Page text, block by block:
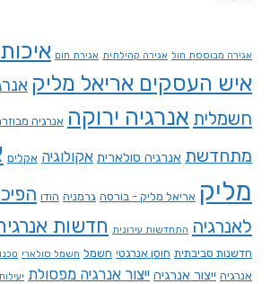
אגירה מבוססת חול אגירה קהילתית אגירת חום
איש העסקים אריאל מליק
חשמלית אנרגיה ירוקה אנרגיה
מתחדשת אנרגיה סולארית אקולוגיה אקלים
מליק אריאל מליק - בורסה גרמניה הודו
לאנרגיה התחדשות עירונית חדשות
חדשנות סביבתית חוסן אנרגטי חשמל חשמל סולארי
אנרגיה ייצור אנרגיה ייצור אנרגיה מפסולת